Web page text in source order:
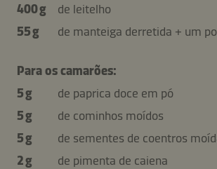
400 g
de leitelho
55 g
de manteiga derretida + um
Para os camarões:
5 g
de paprica doce em pó
5 g
de cominhos moídos
5 g
de sementes de coentros
2 g
de pimenta de caiena